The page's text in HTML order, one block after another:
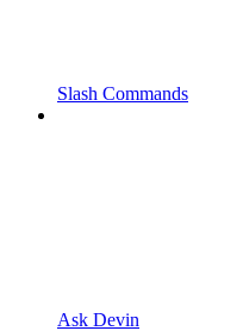
Slash Commands
Ask Devin